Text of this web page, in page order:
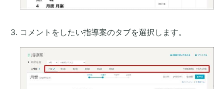
コメントをしたい指導案のタブを選択します。